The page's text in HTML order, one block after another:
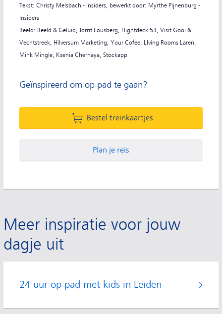
Tekst: Christy Melsbach - Insiders, bewerkt door: Myrthe Pijnenburg -
Insiders
Beeld: Beeld & Geluid, Jorrit Lousberg, Flightdeck 53, Visit Gooi &
Vechtstreek, Hilversum Marketing, Your Cofee, LIving Rooms Laren,
Mink Mingle, Ksenia Chernaya, Stockapp
Geïnspireerd om op pad te gaan?
Bestel treinkaartjes
Plan je reis
Meer inspiratie voor jouw
dagje uit
24 uur op pad met kids in Leiden